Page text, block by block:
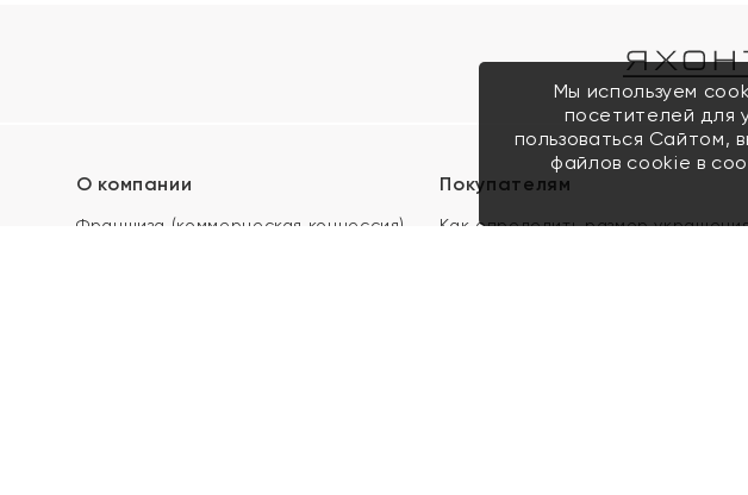
О компании
Франшиза (коммерческая концессия)
Покупателям
Как определить размер
Мы используем
посетителей для
пользоваться Сайтом,
файлов cookie в